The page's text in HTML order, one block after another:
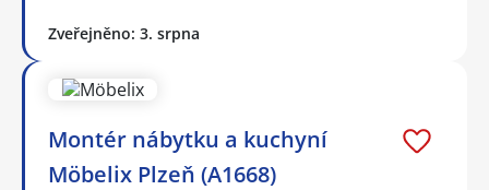
Zveřejněno: 3. srpna
Montér nábytku a kuchyní
Möbelix Plzeň (A1668)